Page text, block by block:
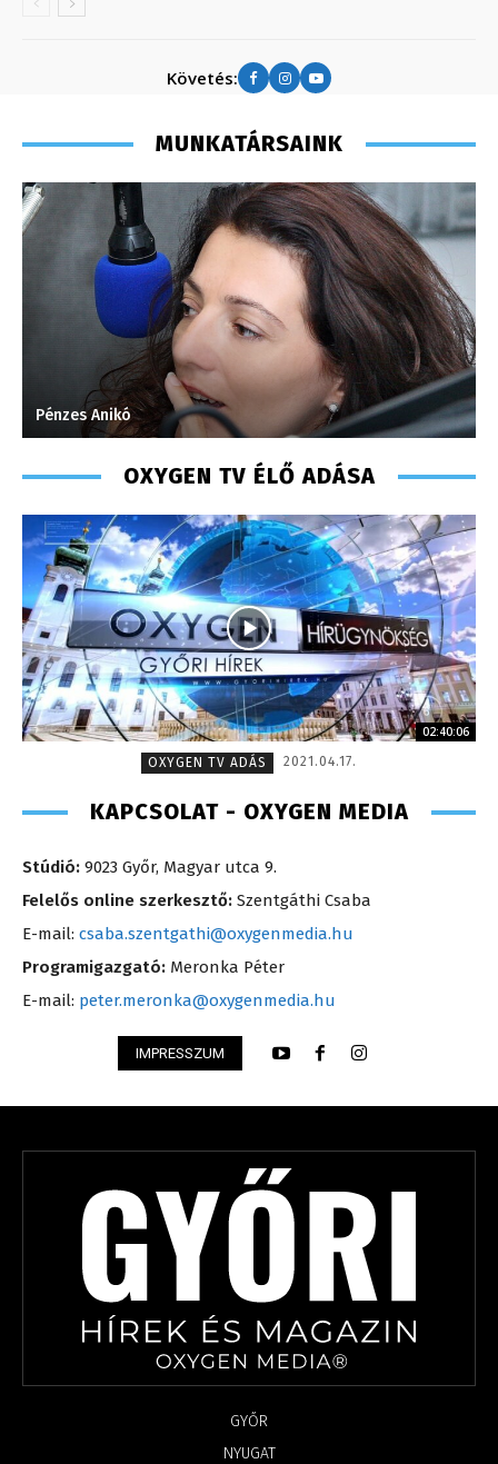
Követés:
MUNKATÁRSAINK
Pénzes Anikó
OXYGEN TV ÉLŐ ADÁSA
02:40:06
OXYGEN TV ADÁS
2021.04.17.
KAPCSOLAT - OXYGEN MEDIA
Stúdió: 9023 Győr, Magyar utca 9.
Felelős online szerkesztő: Szentgáthi Csaba
E-mail: csaba.szentgathi@oxygenmedia.hu
Programigazgató: Meronka Péter
E-mail: peter.meronka@oxygenmedia.hu
IMPRESSZUM
GYŐR
NYUGAT